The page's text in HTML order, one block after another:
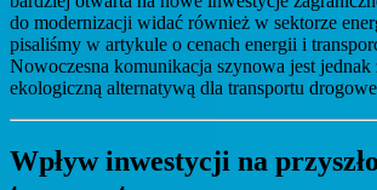
do modernizacji widać również w sektorze
pisaliśmy w artykule o cenach energii i
Nowoczesna komunikacja szynowa jest jednak
ekologiczną alternatywą dla transportu
Wpływ inwestycji na